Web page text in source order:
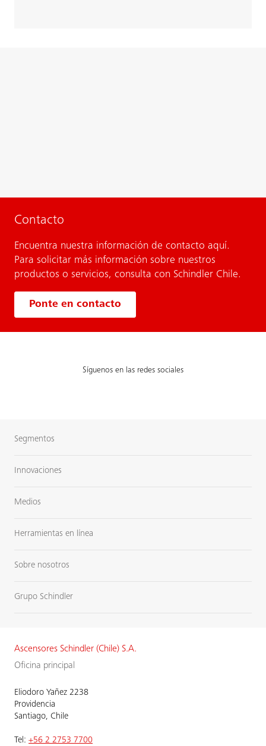
Contacto
Encuentra nuestra información de contacto aquí.
Para solicitar más información sobre nuestros
productos o servicios, consulta con Schindler Chile.
Ponte en contacto
Síguenos en las redes sociales
Segmentos
Innovaciones
Medios
Herramientas en línea
Sobre nosotros
Grupo Schindler
Ascensores Schindler (Chile) S.A.
Oficina principal
Eliodoro Yañez 2238
Providencia
Santiago, Chile
Tel: +56 2 2753 7700